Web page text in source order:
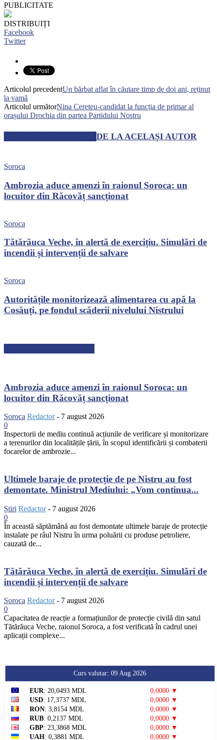
PUBLICITATE
DISTRIBUIȚI
Facebook
Twitter
Articolul precedentUn bărbat aflat în căutare timp de doi ani, reținut
la vamă
Articolul următorNina Cereteu-candidat la funcția de primar al
orașului Drochia din partea Partidului Nostru
DE LA ACELAȘI AUTOR
Soroca
Ambrozia aduce amenzi în raionul Soroca: un
locuitor din Răcovăț sancționat
Soroca
Tătărăuca Veche, în alertă de exercițiu. Simulări de
incendii și intervenții de salvare
Soroca
Autoritățile monitorizează alimentarea cu apă la
Cosăuți, pe fondul scăderii nivelului Nistrului
Ambrozia aduce amenzi în raionul Soroca: un
locuitor din Răcovăț sancționat
Soroca Redactor - 7 august 2026
0
Inspectorii de mediu continuă acțiunile de verificare și monitorizare
a terenurilor din localitățile țării, în scopul identificării și combaterii
focarelor de ambrozie...
Ultimele baraje de protecție de pe Nistru au fost
demontate. Ministrul Mediului: „Vom continua...
Știri Redactor - 7 august 2026
0
În această săptămână au fost demontate ultimele baraje de protecție
instalate pe râul Nistru în urma poluării cu produse petroliere,
cauzată de...
Tătărăuca Veche, în alertă de exercițiu. Simulări de
incendii și intervenții de salvare
Soroca Redactor - 7 august 2026
0
Capacitatea de reacție a formațiunilor de protecție civilă din satul
Tătărăuca Veche, raionul Soroca, a fost verificată în cadrul unei
aplicații complexe...
Curs valutar: 09 Aug 2026
EUR: 20,0493 MDL
0,0000 ▼
USD: 17,3737 MDL
0,0000 ▼
RON: 3,8154 MDL
0,0000 ▼
RUB: 0,2137 MDL
0,0000 ▼
GBP: 23,3868 MDL
0,0000 ▼
UAH: 0,3881 MDL 0,0000 ▼